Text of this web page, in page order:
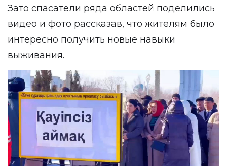
Зато спасатели ряда областей поделились
видео и фото рассказав, что жителям было
интересно получить новые навыки
выживания.